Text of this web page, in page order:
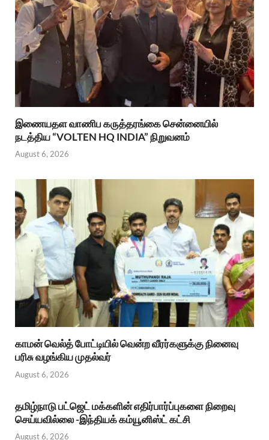
இணையதள வாணிப கருத்தரங்கை சென்னையில்
நடத்திய “VOLTEN HQ INDIA” நிறுவனம்
August 6, 2026
காமன் வெல்த் போட்டியில் வென்ற வீரர்களுக்கு நினைவு
பரிசு வழங்கிய முதல்வர்
August 6, 2026
தமிழ்நாடு பட்ஜெட் மக்களின் எதிர்பார்ப்புகளை நிறைவு
செய்யவில்லை -இந்தியக் கம்யூனிஸ்ட் கட்சி
August 6, 2026